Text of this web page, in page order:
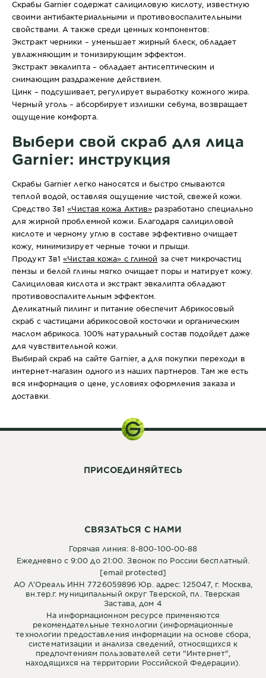
Скрабы Garnier содержат салициловую кислоту, известную
своими антибактериальными и противовоспалительными
свойствами. А также среди ценных компонентов:
Экстракт черники – уменьшает жирный блеск, обладает
увлажняющим и тонизирующим эффектом.
Экстракт эвкалипта – обладает антисептическим и
снимающим раздражение действием.
Цинк – подсушивает, регулирует выработку кожного жира.
Черный уголь – абсорбирует излишки себума, возвращает
ощущение комфорта.
Выбери свой скраб для лица
Garnier: инструкция
Скрабы Garnier легко наносятся и быстро смываются
теплой водой, оставляя ощущение чистой, свежей кожи.
Средство 3в1«Чистая кожа Актив» разработано специально
для жирной проблемной кожи. Благодаря салициловой
кислоте и черному углю в составе эффективно очищает
кожу, минимизирует черные точки и прыщи.
Продукт 3в1«Чистая кожа» с глиной за счет микрочастиц
пемзы и белой глины мягко очищает поры и матирует кожу.
Салициловая кислота и экстракт эвкалипта обладают
противовоспалительным эффектом.
Деликатный пилинг и питание обеспечит Абрикосовый
скраб с частицами абрикосовой косточки и органическим
маслом абрикоса. 100% натуральный состав подойдет даже
для чувствительной кожи.
Выбирай скраб на сайте Garnier, а для покупки переходи в
интернет-магазин одного из наших партнеров. Там же есть
вся информация о цене, условиях оформления заказа и
доставки.
СВЯЗАТЬСЯ С НАМИ
Горячая линия: 8-800-100-00-88
Ежедневно с 9:00 до 21:00. Звонок по России бесплатный.
[email protected]
АО Л’Ореаль ИНН 7726059896 Юр. адрес: 125047, г. Москва,
вн.тер.г. муниципальный округ Тверской, пл. Тверская
Застава, дом 4
На информационном ресурсе применяются
рекомендательные технологии (информационные
технологии предоставления информации на основе сбора,
систематизации и анализа сведений, относящихся к
предпочтениям пользователей сети "Интернет",
находящихся на территории Российской Федерации).
ПРИСОЕДИНЯЙТЕСЬ